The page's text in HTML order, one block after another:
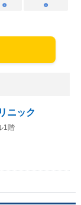
○ ○
ニック
1階